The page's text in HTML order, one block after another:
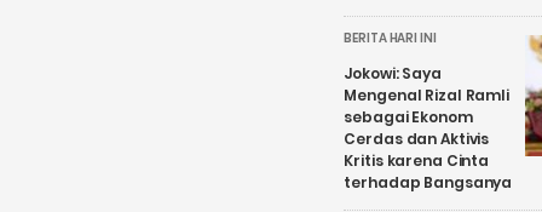
BERITA HARI INI
Jokowi: Saya
Mengenal Rizal Ramli
sebagai Ekonom
Cerdas dan Aktivis
Kritis karena Cinta
terhadap Bangsanya